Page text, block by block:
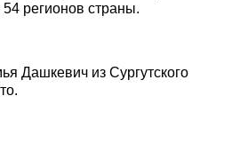
регионов страны.
Дашкевич из Сургутского